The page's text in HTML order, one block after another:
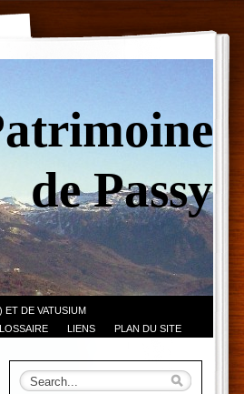
de Passy
ET DE VATUSIUM
LIENS PLAN DU SITE